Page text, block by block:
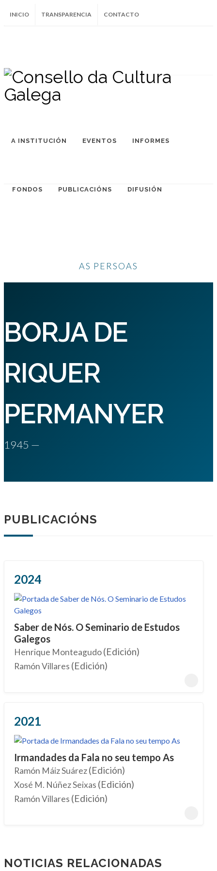
INICIO TRANSPARENCIA CONTACTO
InstagramFacebookTwitter Soundcloud
Youtube
A INSTITUCIÓN EVENTOS INFORMES
FONDOS PUBLICACIÓNS DIFUSIÓN
AS PERSOAS
BORJA DE
RIQUER
PERMANYER
1945 —
PUBLICACIÓNS
2024
Saber de Nós. O Seminario de Estudos
Galegos
Henrique Monteagudo(Edición)
Ramón Villares (Edición)
2021
Irmandades da Fala no seu tempo As
Ramón Máiz Suárez(Edición)
Xosé M. Núñez Seixas (Edición)
Ramón Villares (Edición)
NOTICIAS RELACIONADAS